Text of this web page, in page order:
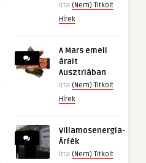
írta (Nem) Titkolt
Hírek
A Mars emeli
árait
Ausztriában
írta (Nem) Titkolt
Hírek
Villamosenergia-
Árfék
írta (Nem) Titkolt